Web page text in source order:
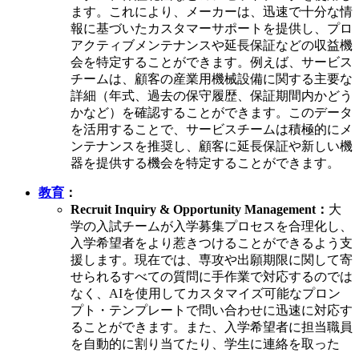
ます。これにより、メーカーは、迅速で十分な情
報に基づいたカスタマーサポートを提供し、プロ
アクティブメンテナンスや延長保証などの収益機
会を特定することができます。例えば、サービス
チームは、顧客の産業用機械設備に関する主要な
詳細（年式、過去の保守履歴、保証期間内かどう
かなど）を確認することができます。このデータ
を活用することで、サービスチームは積極的にメ
ンテナンスを推奨し、顧客に延長保証や新しい機
器を提供する機会を特定することができます。
教育 ：
Recruit Inquiry & Opportunity Management： 大
学の入試チームが入学募集プロセスを合理化し、
入学希望者をより惹きつけることができるよう支
援します。現在では、専攻や出願期限に関して寄
せられるすべての質問に手作業で対応するのでは
なく、AIを使用してカスタマイズ可能なプロン
プト・テンプレートで問い合わせに迅速に対応す
ることができます。また、入学希望者に担当職員
を自動的に割り当てたり、学生に連絡を取った